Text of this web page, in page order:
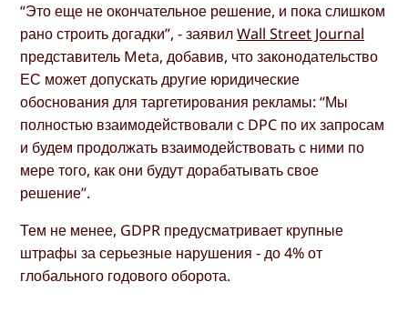
“Это еще не окончательное решение, и пока слишком
рано строить догадки”, - заявилWall Street Journal
представитель Meta, добавив, что законодательство
ЕС может допускать другие юридические
обоснования для таргетирования рекламы: “Мы
полностью взаимодействовали с DPC по их запросам
и будем продолжать взаимодействовать с ними по
мере того, как они будут дорабатывать свое
решение”.
Тем не менее, GDPR предусматривает крупные
штрафы за серьезные нарушения - до 4% от
глобального годового оборота.